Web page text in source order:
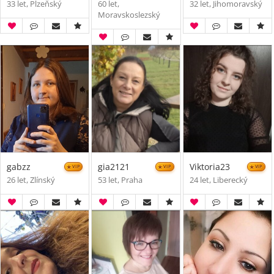
33 let, Plzeňský
60 let,
Moravskoslezský
32 let, Jihomoravský
gabzz VIP
26 let, Zlínský
gia2121 VIP
53 let, Praha
Viktoria23 VIP
24 let, Liberecký